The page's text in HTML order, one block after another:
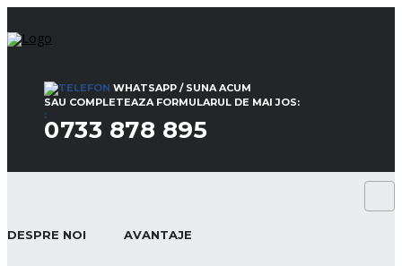
WHATSAPP / SUNA ACUM
SAU COMPLETEAZA FORMULARUL DE MAI JOS:
:
0733 878 895
DESPRE NOI AVANTAJE